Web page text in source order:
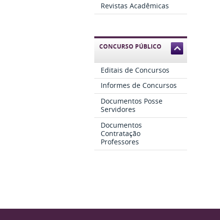
Revistas Acadêmicas
CONCURSO PÚBLICO
Editais de Concursos
Informes de Concursos
Documentos Posse
Servidores
Documentos
Contratação
Professores